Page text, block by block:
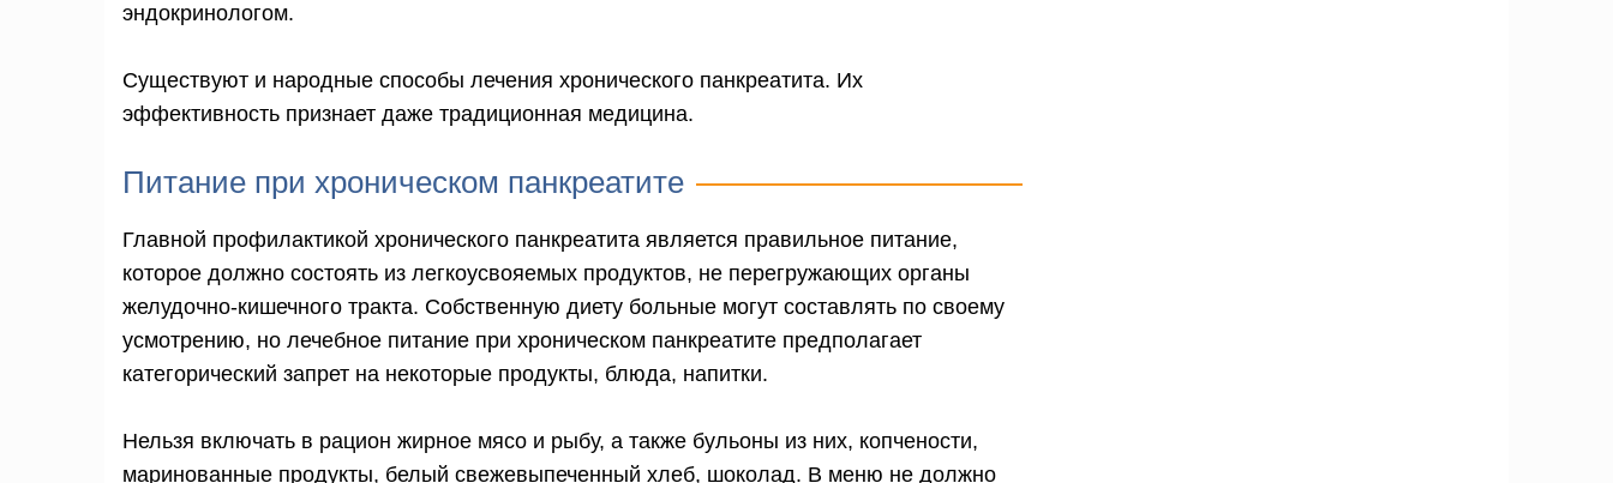
эндокринологом.
Существуют и народные способы лечения хронического панкреатита. Их
эффективность признает даже традиционная медицина.
Питание при хроническом панкреатите
Главной профилактикой хронического панкреатита является правильное питание,
которое должно состоять из легкоусвояемых продуктов, не перегружающих органы
желудочно-кишечного тракта. Собственную диету больные могут составлять по своему
усмотрению, но лечебное питание при хроническом панкреатите предполагает
категорический запрет на некоторые продукты, блюда, напитки.
Нельзя включать в рацион жирное мясо и рыбу, а также бульоны из них, копчености,
маринованные продукты, белый свежевыпеченный хлеб, шоколад. В меню не должно